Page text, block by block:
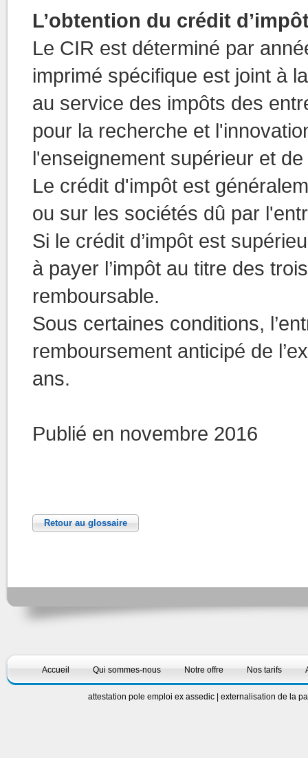
L’obtention du crédit
Le CIR est déterminé par
imprimé spécifique est joint à
au service des impôts des
pour la recherche et
l'enseignement supérieur et
Le crédit d'impôt est
ou sur les sociétés dû par
Si le crédit d’impôt est
à payer l’impôt au titre des
remboursable.
Sous certaines conditions,
remboursement anticipé de
ans.
Publié en novembre 2016
Retour au glossaire
Accueil Qui sommes-nous Notre offre Nos tarifs
attestation pole emploi ex assedic externalisation de la